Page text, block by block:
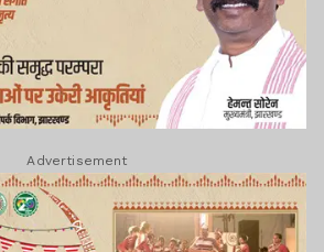
Advertisement